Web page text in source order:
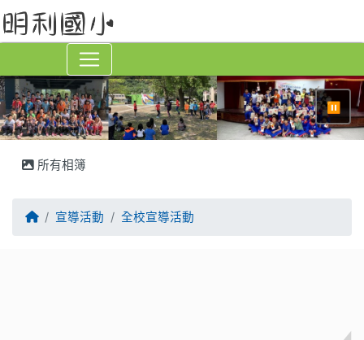
⏸
所有相簿
回首頁宣導活動 全校宣導活動